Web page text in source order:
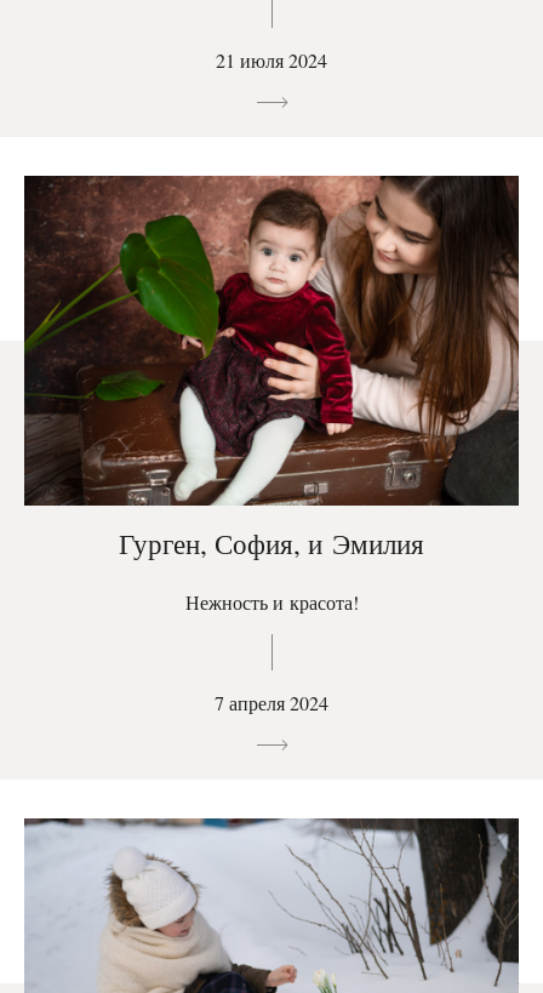
21 июля 2024
Гурген, София, и Эмилия
Нежность и красота!
7 апреля 2024